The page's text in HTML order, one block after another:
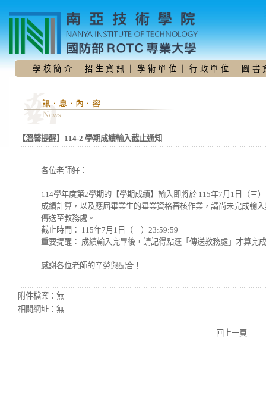
要
內
學 校 簡 介 招 生 資 訊 學 術 單 位 ｜行 政 單 位 圖 書
:::
【溫馨提醒】114-2 學期成績輸入截止通知
各位老師好：
114學年度第2學期的【學期成績】輸入即將於 115年7月1日（三
成績計算，以及應屆畢業生的畢業資格審核作業，請尚未完成輸
傳送至教務處。
截止時間： 115年7月1日（三）23:59:59
重要提醒： 成績輸入完畢後，請記得點選「傳送教務處」才算完
感謝各位老師的辛勞與配合！
附件檔案： 無
相關網址： 無
回上一頁